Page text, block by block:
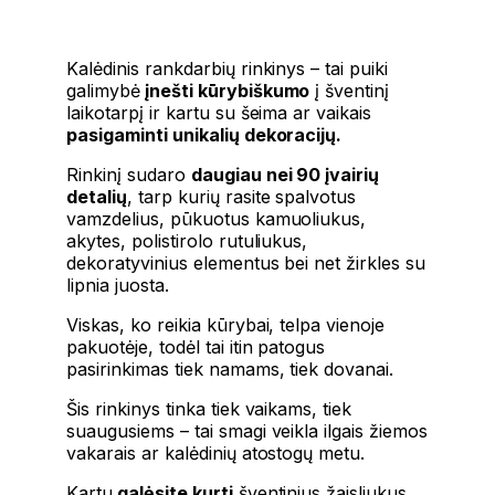
Kalėdinis rankdarbių rinkinys – tai puiki
galimybėįnešti kūrybiškumo į šventinį
laikotarpį ir kartu su šeima ar vaikais
pasigaminti unikalių dekoracijų.
Rinkinį sudaro daugiau nei 90 įvairių
detalių, tarp kurių rasite spalvotus
vamzdelius, pūkuotus kamuoliukus,
akytes, polistirolo rutuliukus,
dekoratyvinius elementus bei net žirkles su
lipnia juosta.
Viskas, ko reikia kūrybai, telpa vienoje
pakuotėje, todėl tai itin patogus
pasirinkimas tiek namams, tiek dovanai.
Šis rinkinys tinka tiek vaikams, tiek
suaugusiems – tai smagi veikla ilgais žiemos
vakarais ar kalėdinių atostogų metu.